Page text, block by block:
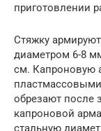
приготовлении
Стяжку
диаметром 6-8
см. Капроновую
обрезают после
капроновой
стальную